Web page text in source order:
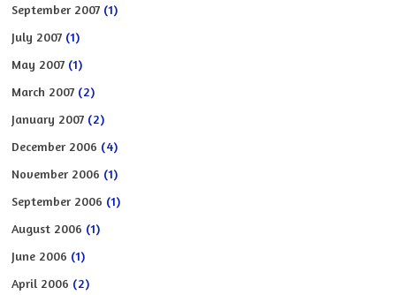
September 2007 (1)
July 2007 (1)
May 2007 (1)
March 2007 (2)
January 2007 (2)
December 2006 (4)
November 2006 (1)
September 2006 (1)
August 2006 (1)
June 2006 (1)
April 2006 (2)